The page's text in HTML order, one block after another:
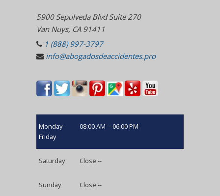
5900 Sepulveda Blvd Suite 270
Van Nuys, CA 91411
1 (888) 997-3797
info@abogadosdeaccidentes.pro
Monday -
Friday
08:00 AM -- 06:00 PM
Saturday Close --
Sunday Close --